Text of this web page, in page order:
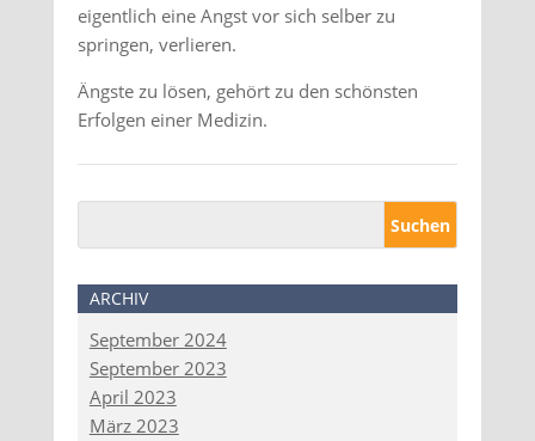
eigentlich eine Angst vor sich selber zu
springen, verlieren.
Ängste zu lösen, gehört zu den schönsten
Erfolgen einer Medizin.
ARCHIV
September 2024
September 2023
April 2023
März 2023